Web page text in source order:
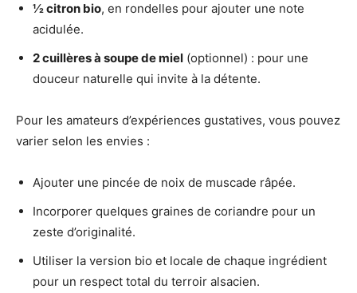
½ citron bio, en rondelles pour ajouter une note
acidulée.
2 cuillères à soupe de miel (optionnel) : pour une
douceur naturelle qui invite à la détente.
Pour les amateurs d’expériences gustatives, vous pouvez
varier selon les envies :
Ajouter une pincée de noix de muscade râpée.
Incorporer quelques graines de coriandre pour un
zeste d’originalité.
Utiliser la version bio et locale de chaque ingrédient
pour un respect total du terroir alsacien.